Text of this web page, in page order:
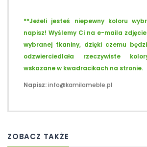
**Jeżeli jesteś niepewny koloru
napisz! Wyślemy Ci na e-maila
wybranej tkaniny, dzięki czemu
odzwierciedlała rzeczywiste
wskazane w kwadracikach na stronie.
Napisz:info@kamilameble.pl
ZOBACZ TAKŻE